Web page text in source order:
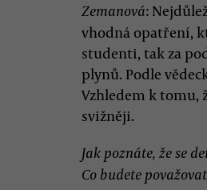
Zemanová:
vhodná opatření,
studenti, tak za
plynů. Podle
Vzhledem k tomu,
svižněji.
Jak poznáte, že se
Co budete